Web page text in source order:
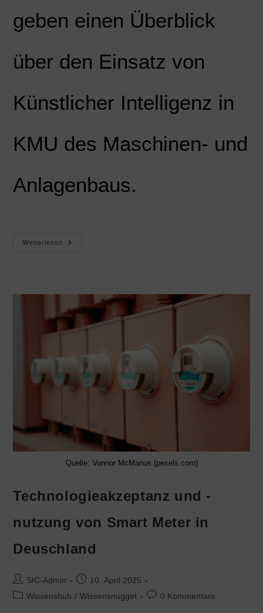
geben einen Überblick
über den Einsatz von
Künstlicher Intelligenz in
KMU des Maschinen- und
Anlagenbaus.
Weiterlesen
Quelle: Vonnor McManus (pexels.com)
Technologieakzeptanz und -
nutzung von Smart Meter in
Deuschland
SIC-Admin
10. April 2025
Wissenshub / Wissensnugget 0 Kommentare